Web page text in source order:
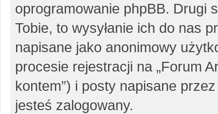
oprogramowanie phpBB. Drugi
Tobie, to wysyłanie ich do nas
napisane jako anonimowy
procesie rejestracji na „Forum
kontem”) i posty napisane
jesteś zalogowany.